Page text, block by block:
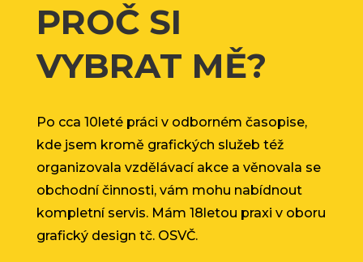
PROČ SI
VYBRAT MĚ?
Po cca 10leté práci v odborném časopise,
kde jsem kromě grafických služeb též
organizovala vzdělávací akce a věnovala se
obchodní činnosti, vám mohu nabídnout
kompletní servis. Mám 18letou praxi v oboru
grafický design tč. OSVČ.